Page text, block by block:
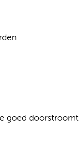
goed doorstroomt